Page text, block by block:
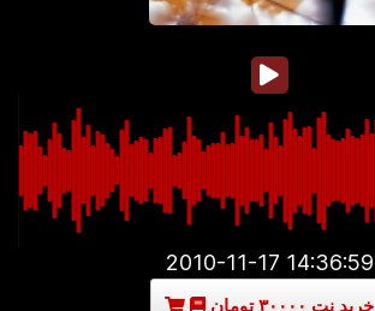
2010-11-17 14:36:59
خرید نت ۳۰۰۰۰ تومان